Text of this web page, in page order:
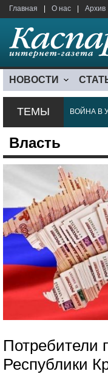
Главная О нас Архив
НОВОСТИ
ТЕМЫ ВОЙНА В
Власть
Потребители
Республики